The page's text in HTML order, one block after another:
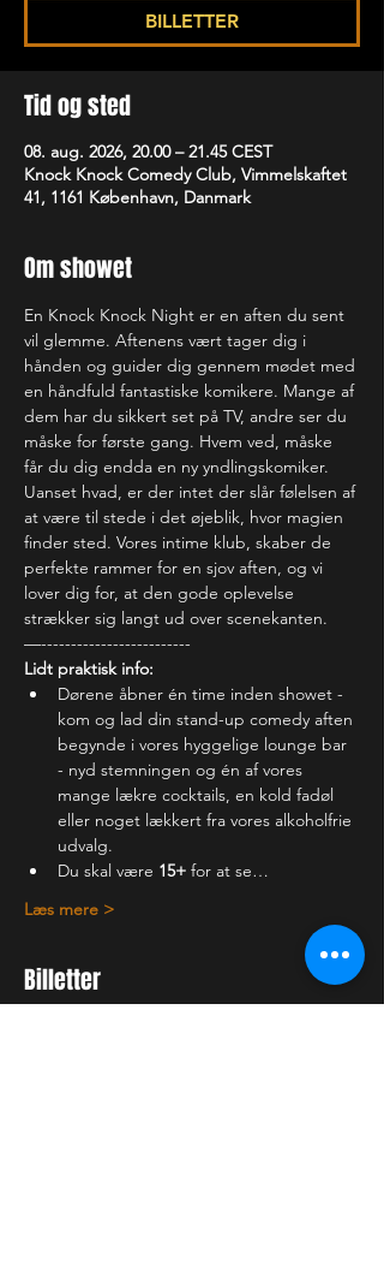
BILLETTER
Tid og sted
08. aug. 2026, 20.00 – 21.45 CEST
Knock Knock Comedy Club, Vimmelskaftet
41, 1161 København, Danmark
Om showet
En Knock Knock Night er en aften du sent
vil glemme. Aftenens vært tager dig i
hånden og guider dig gennem mødet med
en håndfuld fantastiske komikere. Mange af
dem har du sikkert set på TV, andre ser du
måske for første gang. Hvem ved, måske
får du dig endda en ny yndlingskomiker.
Uanset hvad, er der intet der slår følelsen af
at være til stede i det øjeblik, hvor magien
finder sted. Vores intime klub, skaber de
perfekte rammer for en sjov aften, og vi
lover dig for, at den gode oplevelse
strækker sig langt ud over scenekanten.
—-------------------------
Lidt praktisk info:
Dørene åbner én time inden showet -
kom og lad din stand-up comedy aften
begynde i vores hyggelige lounge bar
- nyd stemningen og én af vores
mange lækre cocktails, en kold fadøl
eller noget lækkert fra vores alkoholfrie
udvalg.
Du skal være 15+ for at se…
Læs mere >
Billetter